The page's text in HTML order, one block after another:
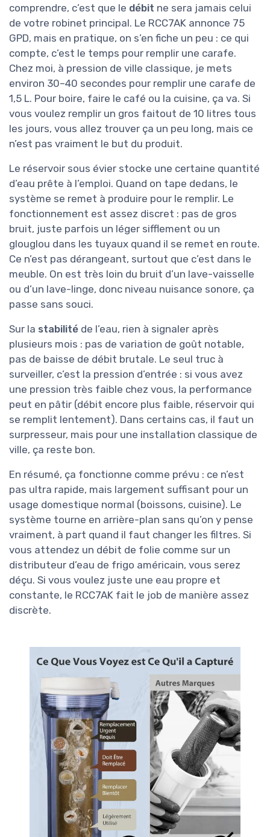
comprendre, c’est que le débit ne sera jamais celui
de votre robinet principal. Le RCC7AK annonce 75
GPD, mais en pratique, on s’en fiche un peu : ce qui
compte, c’est le temps pour remplir une carafe.
Chez moi, à pression de ville classique, je mets
environ 30–40 secondes pour remplir une carafe de
1,5 L. Pour boire, faire le café ou la cuisine, ça va. Si
vous voulez remplir un gros faitout de 10 litres tous
les jours, vous allez trouver ça un peu long, mais ce
n’est pas vraiment le but du produit.
Le réservoir sous évier stocke une certaine quantité
d’eau prête à l’emploi. Quand on tape dedans, le
système se remet à produire pour le remplir. Le
fonctionnement est assez discret : pas de gros
bruit, juste parfois un léger sifflement ou un
glouglou dans les tuyaux quand il se remet en route.
Ce n’est pas dérangeant, surtout que c’est dans le
meuble. On est très loin du bruit d’un lave-vaisselle
ou d’un lave-linge, donc niveau nuisance sonore, ça
passe sans souci.
Sur la stabilité de l’eau, rien à signaler après
plusieurs mois : pas de variation de goût notable,
pas de baisse de débit brutale. Le seul truc à
surveiller, c’est la pression d’entrée : si vous avez
une pression très faible chez vous, la performance
peut en pâtir (débit encore plus faible, réservoir qui
se remplit lentement). Dans certains cas, il faut un
surpresseur, mais pour une installation classique de
ville, ça reste bon.
En résumé, ça fonctionne comme prévu : ce n’est
pas ultra rapide, mais largement suffisant pour un
usage domestique normal (boissons, cuisine). Le
système tourne en arrière-plan sans qu’on y pense
vraiment, à part quand il faut changer les filtres. Si
vous attendez un débit de folie comme sur un
distributeur d’eau de frigo américain, vous serez
déçu. Si vous voulez juste une eau propre et
constante, le RCC7AK fait le job de manière assez
discrète.